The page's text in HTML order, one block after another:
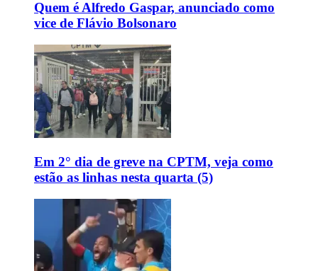
Quem é Alfredo Gaspar, anunciado como
vice de Flávio Bolsonaro
Em 2° dia de greve na CPTM, veja como
estão as linhas nesta quarta (5)